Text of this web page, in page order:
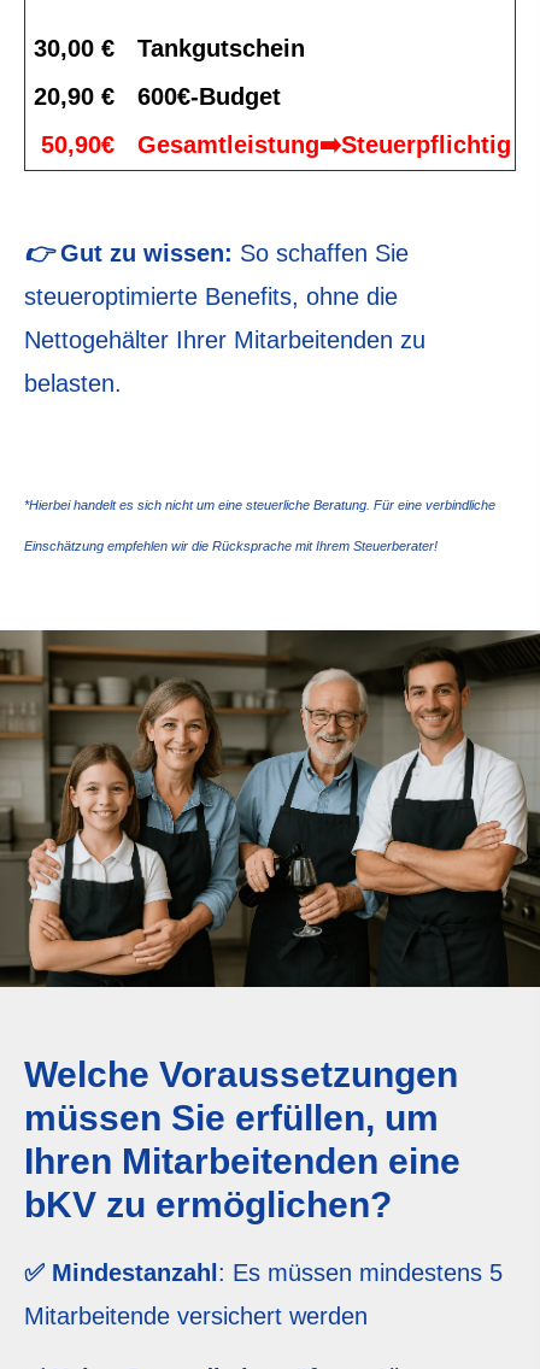
30,00 €
Tankgutschein
20,90 €
600€-Budget
50,90€
Gesamtleistung➡️Steuerpflichtig
👉Gut zu wissen: So schaffen Sie
steueroptimierte Benefits, ohne die
Nettogehälter Ihrer Mitarbeitenden zu
belasten.
*Hierbei handelt es sich nicht um eine steuerliche Beratung. Für eine verbindliche
Einschätzung empfehlen wir die Rücksprache mit Ihrem Steuerberater!
Welche Voraussetzungen
müssen Sie erfüllen, um
Ihren Mitarbeitenden eine
bKV zu ermöglichen?
✅ Mindestanzahl : Es müssen mindestens 5
Mitarbeitende versichert werden